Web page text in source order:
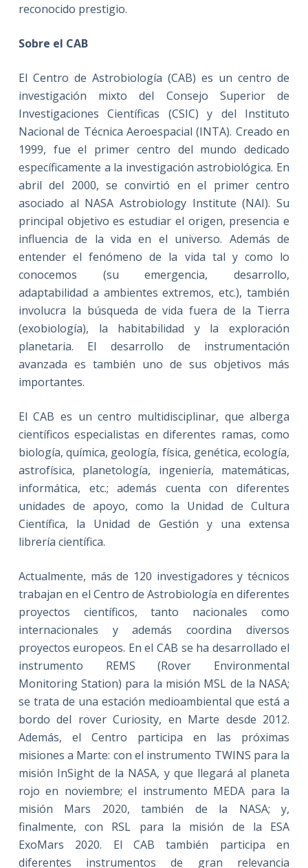
reconocido prestigio.
Sobre el CAB
El Centro de Astrobiología (CAB) es un centro de
investigación mixto del Consejo Superior de
Investigaciones Científicas (CSIC) y del Instituto
Nacional de Técnica Aeroespacial (INTA). Creado en
1999, fue el primer centro del mundo dedicado
específicamente a la investigación astrobiológica. En
abril del 2000, se convirtió en el primer centro
asociado al NASA Astrobiology Institute (NAI). Su
principal objetivo es estudiar el origen, presencia e
influencia de la vida en el universo. Además de
entender el fenómeno de la vida tal y como lo
conocemos (su emergencia, desarrollo,
adaptabilidad a ambientes extremos, etc.), también
involucra la búsqueda de vida fuera de la Tierra
(exobiología), la habitabilidad y la exploración
planetaria. El desarrollo de instrumentación
avanzada es también uno de sus objetivos más
importantes.
El CAB es un centro multidisciplinar, que alberga
científicos especialistas en diferentes ramas, como
biología, química, geología, física, genética, ecología,
astrofísica, planetología, ingeniería, matemáticas,
informática, etc.; además cuenta con diferentes
unidades de apoyo, como la Unidad de Cultura
Científica, la Unidad de Gestión y una extensa
librería científica.
Actualmente, más de 120 investigadores y técnicos
trabajan en el Centro de Astrobiología en diferentes
proyectos científicos, tanto nacionales como
internacionales y además coordina diversos
proyectos europeos. En el CAB se ha desarrollado el
instrumento REMS (Rover Environmental
Monitoring Station) para la misión MSL de la NASA;
se trata de una estación medioambiental que está a
bordo del rover Curiosity, en Marte desde 2012.
Además, el Centro participa en las próximas
misiones a Marte: con el instrumento TWINS para la
misión InSight de la NASA, y que llegará al planeta
rojo en noviembre; el instrumento MEDA para la
misión Mars 2020, también de la NASA; y,
finalmente, con RSL para la misión de la ESA
ExoMars 2020. El CAB también participa en
diferentes instrumentos de gran relevancia